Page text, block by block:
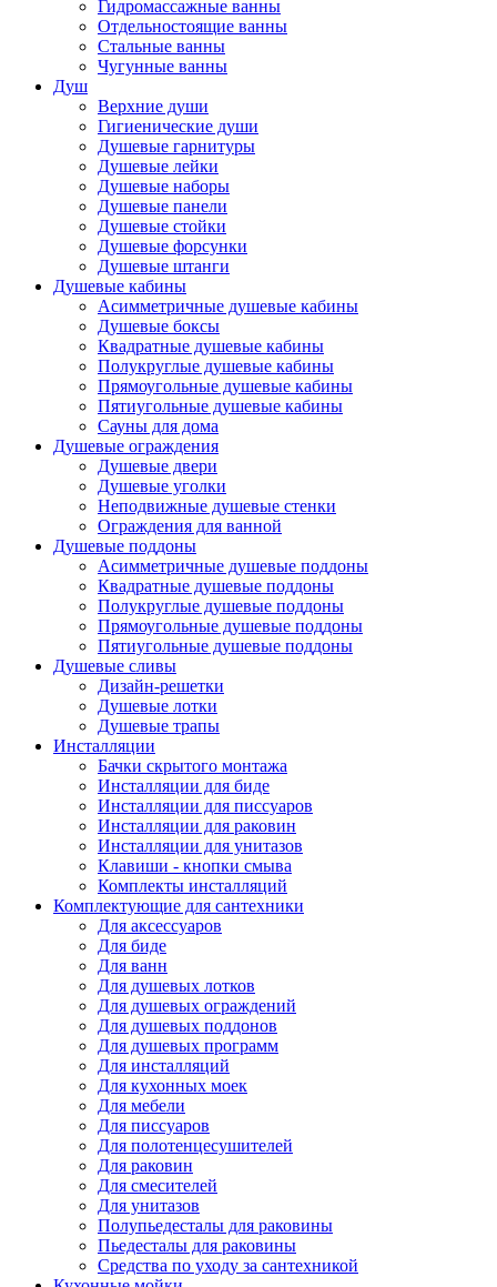
Гидромассажные ванны
Отдельностоящие ванны
Стальные ванны
Чугунные ванны
Душ
Верхние души
Гигиенические души
Душевые гарнитуры
Душевые лейки
Душевые наборы
Душевые панели
Душевые стойки
Душевые форсунки
Душевые штанги
Душевые кабины
Асимметричные душевые кабины
Душевые боксы
Квадратные душевые кабины
Полукруглые душевые кабины
Прямоугольные душевые кабины
Пятиугольные душевые кабины
Сауны для дома
Душевые ограждения
Душевые двери
Душевые уголки
Неподвижные душевые стенки
Ограждения для ванной
Душевые поддоны
Асимметричные душевые поддоны
Квадратные душевые поддоны
Полукруглые душевые поддоны
Прямоугольные душевые поддоны
Пятиугольные душевые поддоны
Душевые сливы
Дизайн-решетки
Душевые лотки
Душевые трапы
Инсталляции
Бачки скрытого монтажа
Инсталляции для биде
Инсталляции для писсуаров
Инсталляции для раковин
Инсталляции для унитазов
Клавиши - кнопки смыва
Комплекты инсталляций
Комплектующие для сантехники
Для аксессуаров
Для биде
Для ванн
Для душевых лотков
Для душевых ограждений
Для душевых поддонов
Для душевых программ
Для инсталляций
Для кухонных моек
Для мебели
Для писсуаров
Для полотенцесушителей
Для раковин
Для смесителей
Для унитазов
Полупьедесталы для раковины
Пьедесталы для раковины
Средства по уходу за сантехникой